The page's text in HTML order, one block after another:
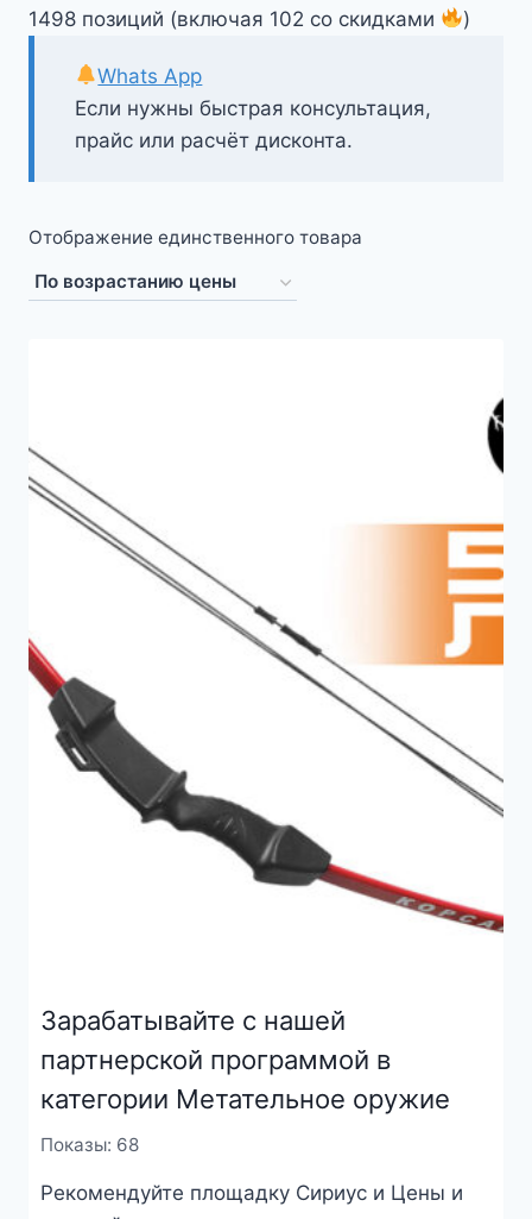
1498 позиций (включая 102 со скидками
)
Если нужны быстрая консультация,
прайс или расчёт дисконта.
Whats App
Отображение единственного товара
Зарабатывайте с нашей
партнерской программой в
категории Метательное оружие
Показы: 68
Рекомендуйте площадку Сириус и Цены и